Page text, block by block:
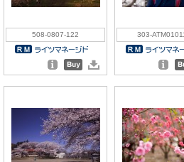
508-0807-122 303-